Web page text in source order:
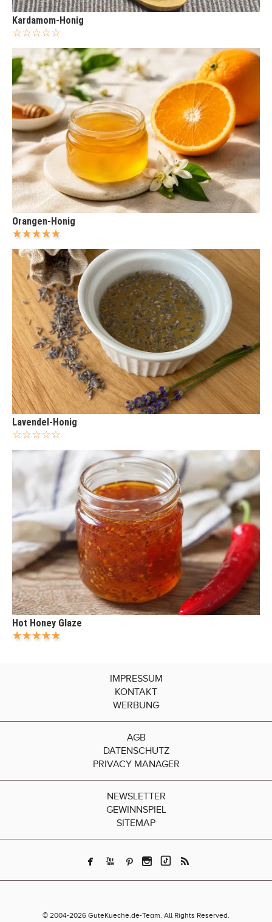
Kardamom-Honig
Orangen-Honig
Lavendel-Honig
Hot Honey Glaze
IMPRESSUM
KONTAKT
WERBUNG
AGB
DATENSCHUTZ
PRIVACY MANAGER
NEWSLETTER
GEWINNSPIEL
SITEMAP
© 2004-2026 GuteKueche.de-Team. All Rights Reserved.